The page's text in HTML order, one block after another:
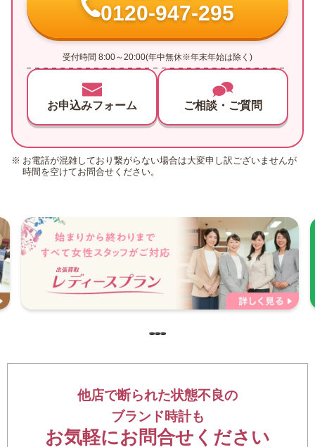
0120-947-295
受付時間 8:00～20:00(年中無休※年末年始は除く)
お申込みフォーム ご相談・ご質問
お電話が混雑しており繋がらない場合は大変申し訳ございませんが
時間を空けてお問合せください。
他店で断られた状態不良の
ブランド時計も
お気軽にお問合せください